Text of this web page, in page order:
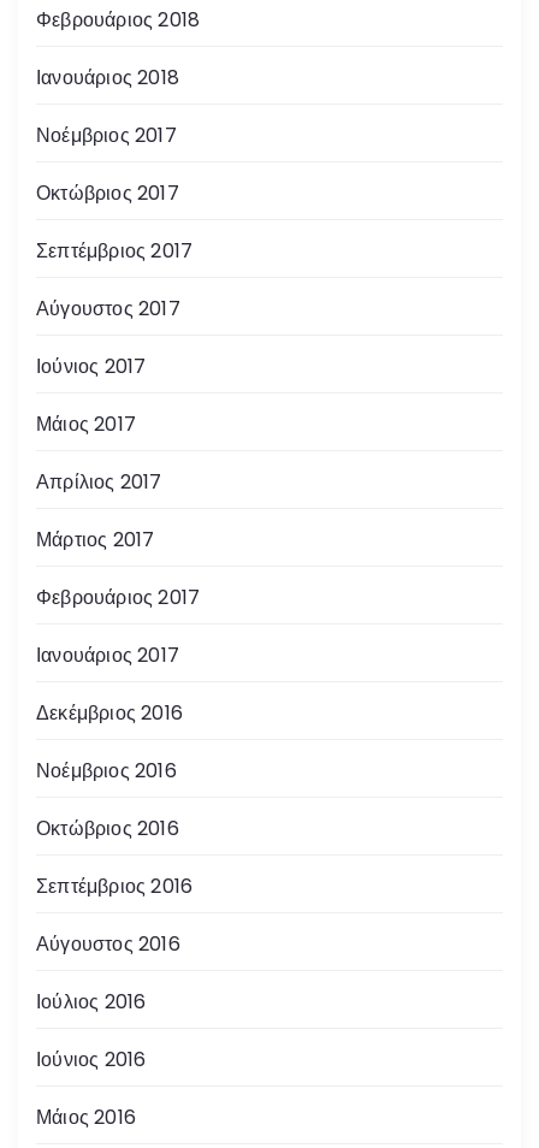
Φεβρουάριος 2018
Ιανουάριος 2018
Νοέμβριος 2017
Οκτώβριος 2017
Σεπτέμβριος 2017
Αύγουστος 2017
Ιούνιος 2017
Μάιος 2017
Απρίλιος 2017
Μάρτιος 2017
Φεβρουάριος 2017
Ιανουάριος 2017
Δεκέμβριος 2016
Νοέμβριος 2016
Οκτώβριος 2016
Σεπτέμβριος 2016
Αύγουστος 2016
Ιούλιος 2016
Ιούνιος 2016
Μάιος 2016